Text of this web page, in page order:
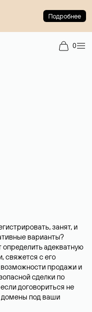
Подробнее
0
занят, и
варианты?
адекватную
свяжется с его
продажи и
сделки по
договориться не
домены под ваши